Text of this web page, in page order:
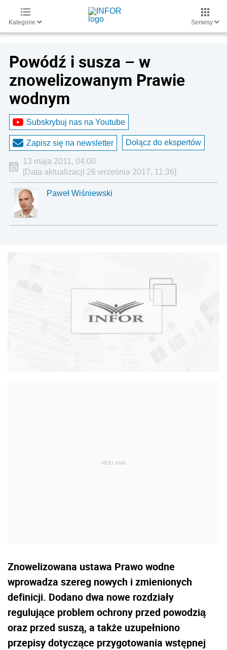
Kategorie Serwisy
Powódź i susza – w
znowelizowanym Prawie
wodnym
Subskrybuj nas na Youtube
Zapisz się na newsletter Dołącz do ekspertów
13 maja 2011, 04:00
[Data aktualizacji 26 września 2017, 11:36]
Paweł Wiśniewski
Znowelizowana ustawa Prawo wodne
wprowadza szereg nowych i zmienionych
definicji. Dodano dwa nowe rozdziały
regulujące problem ochrony przed powodzią
oraz przed suszą, a także uzupełniono
przepisy dotyczące przygotowania wstępnej